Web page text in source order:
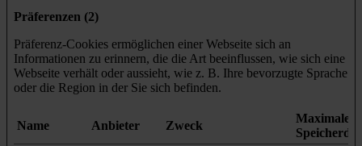
Präferenzen (2)
Präferenz-Cookies ermöglichen einer Webseite sich an
Informationen zu erinnern, die die Art beeinflussen, wie sich eine
Webseite verhält oder aussieht, wie z. B. Ihre bevorzugte Sprache
oder die Region in der Sie sich befinden.
Name Anbieter Zweck
Maximale